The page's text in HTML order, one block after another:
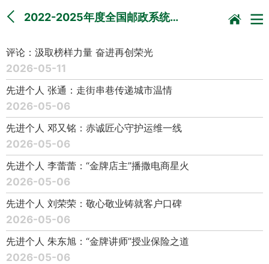
2022-2025年度全国邮政系统…
评论：汲取榜样力量 奋进再创荣光
2026-05-11
先进个人 张通：走街串巷传递城市温情
2026-05-06
先进个人 邓又铭：赤诚匠心守护运维一线
2026-05-06
先进个人 李蕾蕾：“金牌店主”播撒电商星火
2026-05-06
先进个人 刘荣荣：敬心敬业铸就客户口碑
2026-05-06
先进个人 朱东旭：“金牌讲师”授业保险之道
2026-05-06